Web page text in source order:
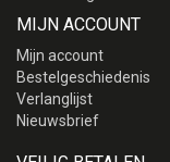
MIJN ACCOUNT
Mijn account
Bestelgeschiedenis
Verlanglijst
Nieuwsbrief